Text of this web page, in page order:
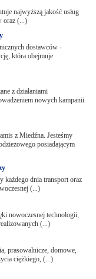
najwyższą jakość usług
oraz (...)
dostawców -
która obejmuje
z działaniami
nowych kampanii
z Miedźna. Jesteśmy
posiadającym
każdego dnia transport oraz
(...)
nowoczesnej technologii,
(...)
prasowalnicze, domowe,
ciężkiego, (...)